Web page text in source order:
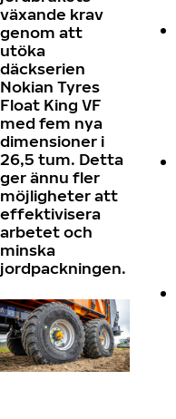
växande krav
genom att
utöka
däckserien
Nokian Tyres
Float King VF
med fem nya
dimensioner i
26,5 tum. Detta
ger ännu fler
möjligheter att
effektivisera
arbetet och
minska
jordpackningen.